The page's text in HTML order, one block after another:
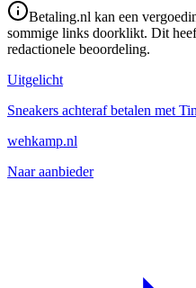
Betaling.nl kan een
sommige links doorklikt. Dit
redactionele beoordeling.
Uitgelicht
Sneakers achteraf betalen met
wehkamp.nl
Naar aanbieder